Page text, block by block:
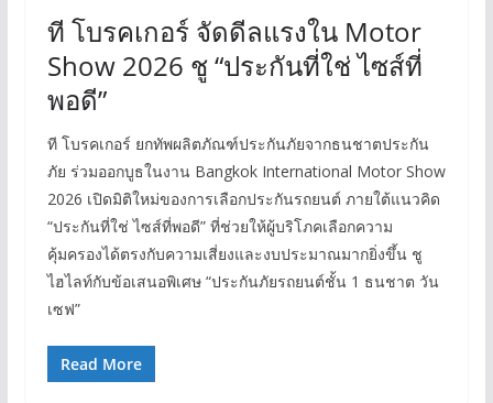
ที โบรคเกอร์ จัดดีลแรงใน Motor
Show 2026 ชู “ประกันที่ใช่ ไซส์ที่
พอดี”
ที โบรคเกอร์ ยกทัพผลิตภัณฑ์ประกันภัยจากธนชาตประกัน
ภัย ร่วมออกบูธในงาน Bangkok International Motor Show
2026 เปิดมิติใหม่ของการเลือกประกันรถยนต์ ภายใต้แนวคิด
“ประกันที่ใช่ ไซส์ที่พอดี” ที่ช่วยให้ผู้บริโภคเลือกความ
คุ้มครองได้ตรงกับความเสี่ยงและงบประมาณมากยิ่งขึ้น ชู
ไฮไลท์กับข้อเสนอพิเศษ “ประกันภัยรถยนต์ชั้น 1 ธนชาต วัน
เซฟ”
Read More